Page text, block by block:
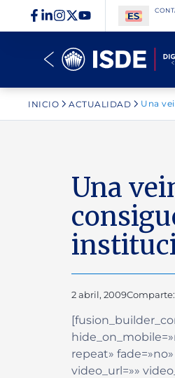
INICIO ACTUALIDAD Una
Una
2 abril, 2009Comparte:
repeat»
video_url=»»